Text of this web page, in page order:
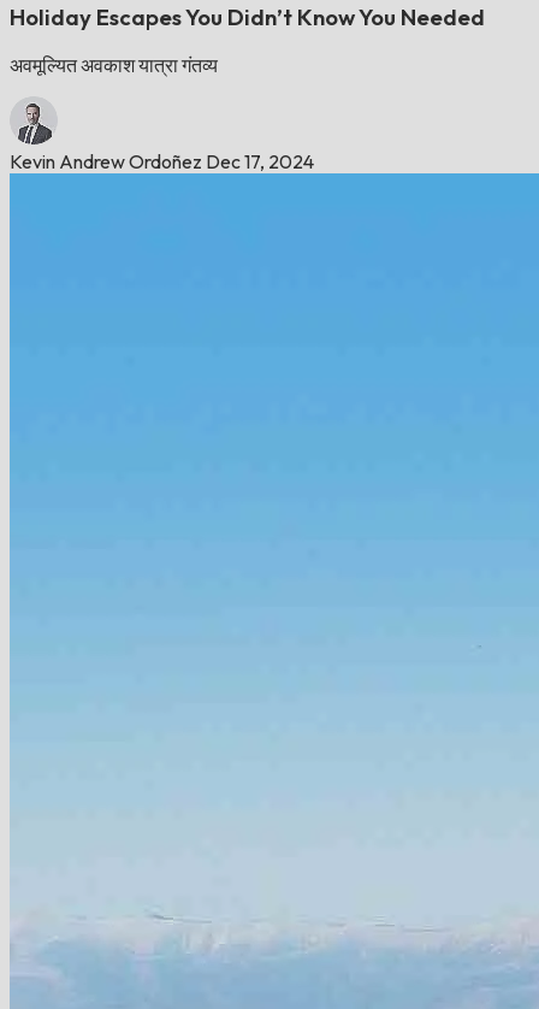
Holiday Escapes You Didn’t Know You Needed
अवमूल्यित अवकाश यात्रा गंतव्य
Kevin Andrew Ordoñez Dec 17, 2024